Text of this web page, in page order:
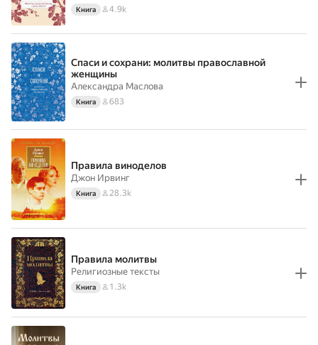
Книга 4.9k
Спаси и сохрани: молитвы православной
женщины
Александра Маслова
Книга 683
Правила виноделов
Джон Ирвинг
Книга 28.3k
Правила молитвы
Религиозные тексты
Книга 1.3k